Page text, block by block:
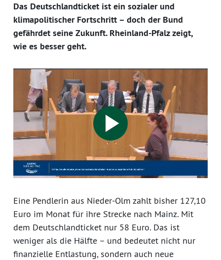
Das Deutschlandticket ist ein sozialer und
klimapolitischer Fortschritt – doch der Bund
gefährdet seine Zukunft. Rheinland-Pfalz zeigt,
wie es besser geht.
Play
Video
Eine Pendlerin aus Nieder-Olm zahlt bisher 127,10
Euro im Monat für ihre Strecke nach Mainz. Mit
dem Deutschlandticket nur 58 Euro. Das ist
weniger als die Hälfte – und bedeutet nicht nur
finanzielle Entlastung, sondern auch neue